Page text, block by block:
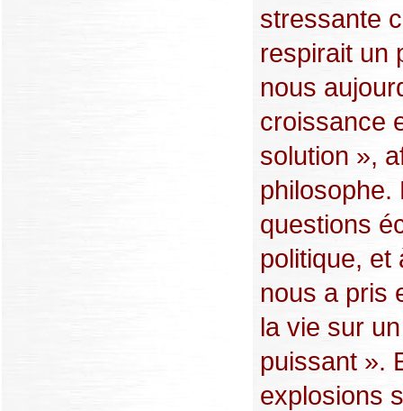
stressante
respirait un
nous
croissance
solution »,
philosophe.
questions
politique, et
nous a pris
la vie sur
puissant ».
explosions